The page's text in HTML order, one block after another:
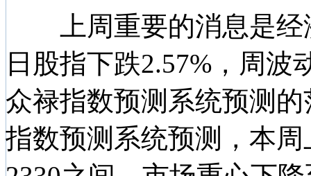
上周重要的消息是经
日股指下跌2.57%，周波
众禄指数预测系统预测
指数预测系统预测，本